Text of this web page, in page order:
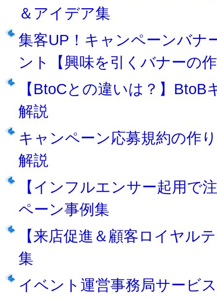
＆アイデア集
集客UP！キャンペーンバナ
ント【興味を引くバナーの
【BtoCとの違いは？】
解説
キャンペーン応募規約の作
解説
【インフルエンサー起用で
ペーン事例集
【来店促進＆顧客ロイヤル
集
イベント運営事務局サービ